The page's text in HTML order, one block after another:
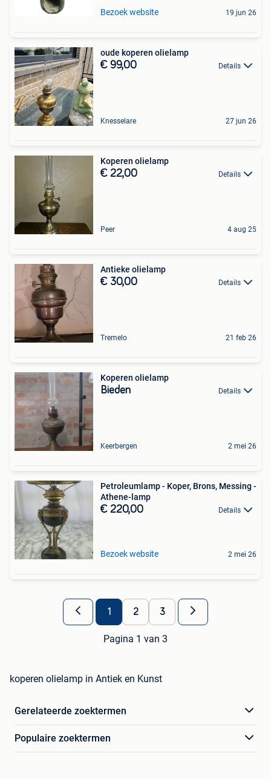
Bezoek website 19 jun 26
oude koperen olielamp
€ 99,00 Details
Knesselare 27 jun 26
Koperen olielamp
€ 22,00 Details
Peer 4 aug 25
Antieke olielamp
€ 30,00 Details
Tremelo 21 feb 26
Koperen olielamp
Bieden Details
Keerbergen 2 mei 26
Petroleumlamp - Koper, Brons, Messing -
Athene-lamp
€ 220,00 Details
Bezoek website 2 mei 26
1 2 3
Pagina 1 van 3
koperen olielamp in Antiek en Kunst
Gerelateerde zoektermen
Populaire zoektermen